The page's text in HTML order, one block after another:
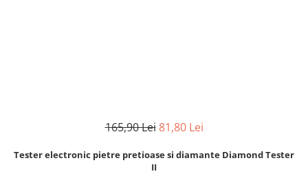
165,90 Lei 81,80 Lei
Tester electronic pietre pretioase si diamante Diamond Tester
II